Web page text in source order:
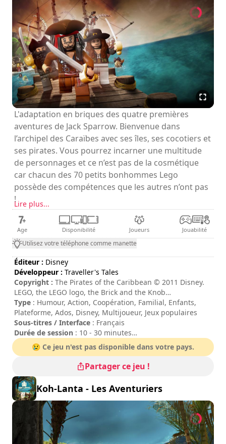
L'adaptation en briques des quatre premières
aventures de Jack Sparrow. Bienvenue dans
l’archipel des Caraïbes avec ses îles, ses cocotiers et
ses pirates. Vous pourrez incarner une multitude
de personnages et ce n’est pas de la cosmétique
car chacun des 70 petits bonhommes Lego
possède des compétences que les autres n’ont pas
!Lire plus...
Age Disponibilité Joueurs Jouabilité
Utilisez votre téléphone comme manette
Éditeur : Disney
Développeur : Traveller's Tales
Copyright : The Pirates of the Caribbean © 2011 Disney.
LEGO, the LEGO logo, the Brick and the Knob
configurations and the Minifigure are trademarks of the
LEGO Group © 2011 The LEGO Group.
Type : Humour, Action, Coopération, Familial, Enfants,
Plateforme, Ados, Disney, Multijoueur, Jeux populaires
Sous-titres / Interface : Français
Durée de session : 10 - 30 minutes
Durée totale
: 15h
Difficulté: moyenne
: Local, Coopération, 2 Joueurs
Les commandes sont indiquées dans les options du jeu.
😢 Ce jeu n'est pas disponible dans votre pays.
Partager ce jeu !
Koh-Lanta - Les Aventuriers